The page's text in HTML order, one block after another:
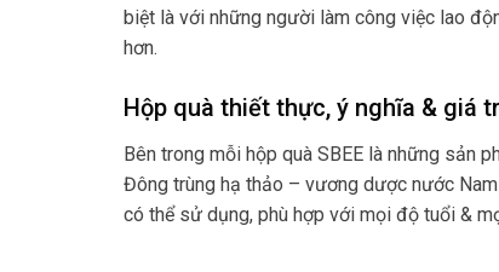
biệt là với những người làm công việc lao
hơn.
Hộp quà thiết thực, ý nghĩa & giá
Bên trong mỗi hộp quà SBEE là những sản
Đông trùng hạ thảo – vương dược nước
có thể sử dụng, phù hợp với mọi độ tuổi &